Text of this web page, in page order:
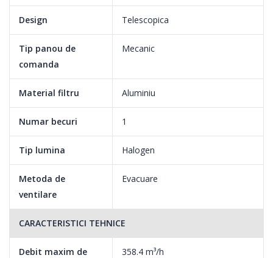
absorbtie a hotei in functie de
nevoile tale.
2 filtre din aluminiu
filtre din aluminiu detasabile, usor de
spalat si de intretinut
Design Telescopica
Tip panou de
comanda
Mecanic
Material filtru Aluminiu
Numar becuri 1
Tip lumina Halogen
Metoda de
ventilare
Evacuare
CARACTERISTICI TEHNICE
Debit maxim de
358.4 m³/h